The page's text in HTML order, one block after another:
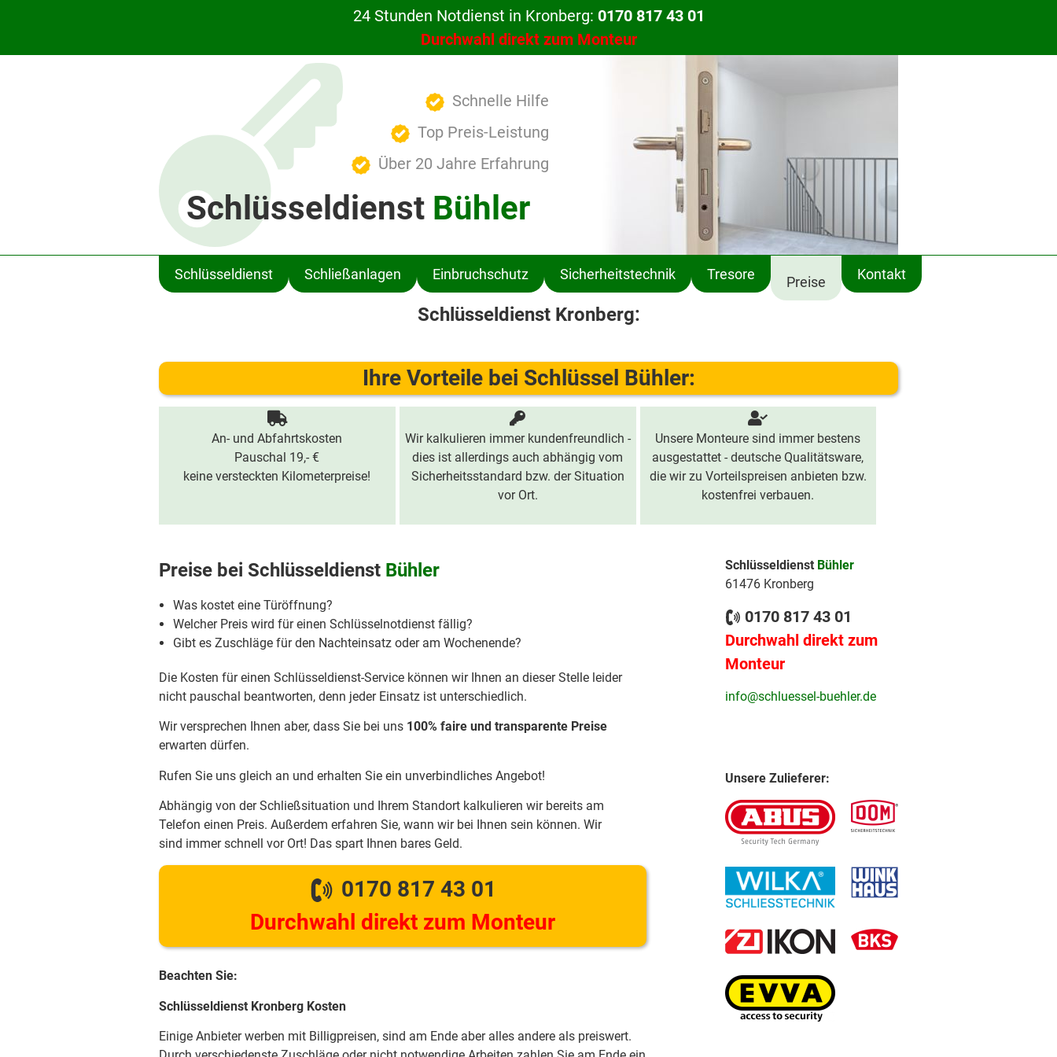
24 Stunden Notdienst in Kronberg: 0170 817 43 01
Durchwahl direkt zum Monteur
Schnelle Hilfe
Top Preis-Leistung
Über 20 Jahre Erfahrung
Schlüsseldienst Bühler
Schlüsseldienst Schließanlagen Einbruchschutz Sicherheitstechnik Tresore Preise Kontakt
Schlüsseldienst Kronberg:
Ihre Vorteile bei Schlüssel Bühler:
An- und Abfahrtskosten
Pauschal 19,- €
keine versteckten Kilometerpreise!
Wir kalkulieren immer kundenfreundlich -
dies ist allerdings auch abhängig vom
Sicherheitsstandard bzw. der Situation
vor Ort.
Unsere Monteure sind immer bestens
ausgestattet - deutsche Qualitätsware,
die wir zu Vorteilspreisen anbieten bzw.
kostenfrei verbauen.
Preise bei Schlüsseldienst Bühler
Was kostet eine Türöffnung?
Welcher Preis wird für einen Schlüsselnotdienst fällig?
Gibt es Zuschläge für den Nachteinsatz oder am Wochenende?
Die Kosten für einen Schlüsseldienst-Service können wir Ihnen an dieser Stelle leider
nicht pauschal beantworten, denn jeder Einsatz ist unterschiedlich.
Wir versprechen Ihnen aber, dass Sie bei uns 100% faire und transparente Preise
erwarten dürfen.
Rufen Sie uns gleich an und erhalten Sie ein unverbindliches Angebot!
Abhängig von der Schließsituation und Ihrem Standort kalkulieren wir bereits am
Telefon einen Preis. Außerdem erfahren Sie, wann wir bei Ihnen sein können. Wir
sind immer schnell vor Ort! Das spart Ihnen bares Geld.
0170 817 43 01
Durchwahl direkt zum Monteur
Beachten Sie:
Schlüsseldienst Kronberg Kosten
Einige Anbieter werben mit Billigpreisen, sind am Ende aber alles andere als preiswert.
Schlüsseldienst Bühler
61476 Kronberg
0170 817 43 01
Durchwahl direkt zum
Monteur
info@schluessel-buehler.de
Unsere Zulieferer: